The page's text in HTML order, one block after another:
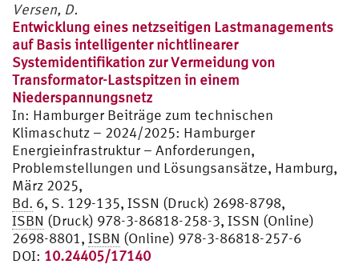
Versen, D.
Entwicklung eines netzseitigen Lastmanagements
auf Basis intelligenter nichtlinearer
Systemidentifikation zur Vermeidung von
Transformator-Lastspitzen in einem
Niederspannungsnetz
In: Hamburger Beiträge zum technischen
Klimaschutz – 2024/2025: Hamburger
Energieinfrastruktur – Anforderungen,
Problemstellungen und Lösungsansätze, Hamburg,
März 2025,
Bd. 6, S. 129-135, ISSN (Druck) 2698-8798,
ISBN (Druck) 978-3-86818-258-3, ISSN (Online)
2698-8801, ISBN (Online) 978-3-86818-257-6
DOI: 10.24405/17140